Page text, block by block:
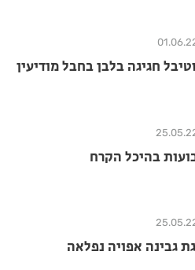
חגיגה בלבן בחבל מודיעין
בהיכל הקרח
גבינה אפויה נפלאה